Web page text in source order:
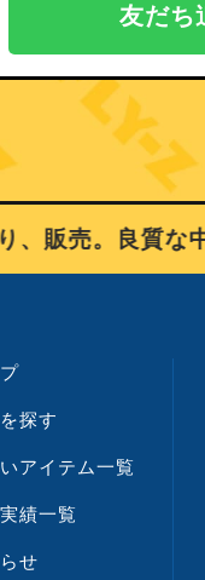
友だち
。良質な
探す
アイテム一覧
績一覧
せ